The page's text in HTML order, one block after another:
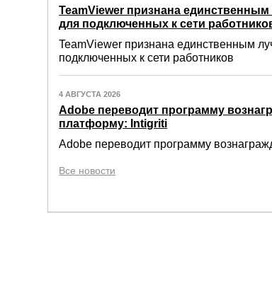
TeamViewer признана
для подключенных к сети
TeamViewer признана единственным
подключенных к сети работников
4 АВГУСТА 2026
Adobe переводит программу
платформу: Intigriti
Adobe переводит программу
Все новости